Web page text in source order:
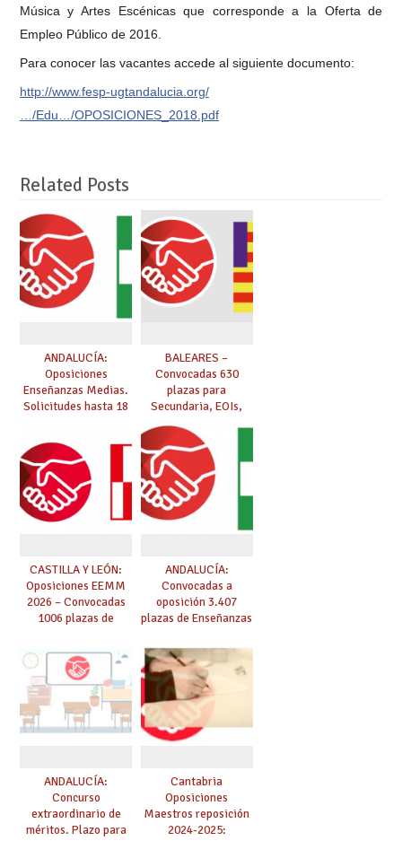
Música y Artes Escénicas que corresponde a la Oferta de
Empleo Público de 2016.
Para conocer las vacantes accede al siguiente documento:
http://www.fesp-ugtandalucia.org/
…/Edu…/OPOSICIONES_2018.pdf
Related Posts
ANDALUCÍA:
Oposiciones
Enseñanzas Medias.
Solicitudes hasta 18
BALEARES –
Convocadas 630
plazas para
Secundaria, EOIs,
Maestros,
Conservatorios y FP
CASTILLA Y LEÓN:
Oposiciones EEMM
2026 – Convocadas
1006 plazas de
Conservatorios
(solicitudes del 15 de
enero al 4 de febrero)
ANDALUCÍA:
Convocadas a
oposición 3.407
plazas de Enseñanzas
Maestros/as.
Solicitudes hasta 19
de marzo.
ANDALUCÍA:
Concurso
extraordinario de
méritos. Plazo para
Cantabria
Oposiciones
Maestros reposición
2024-2025: